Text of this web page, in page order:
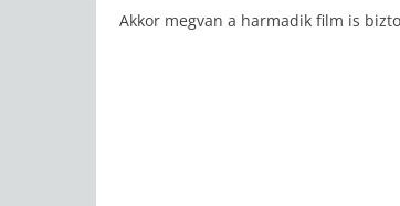
Akkor megvan a harmadik film is